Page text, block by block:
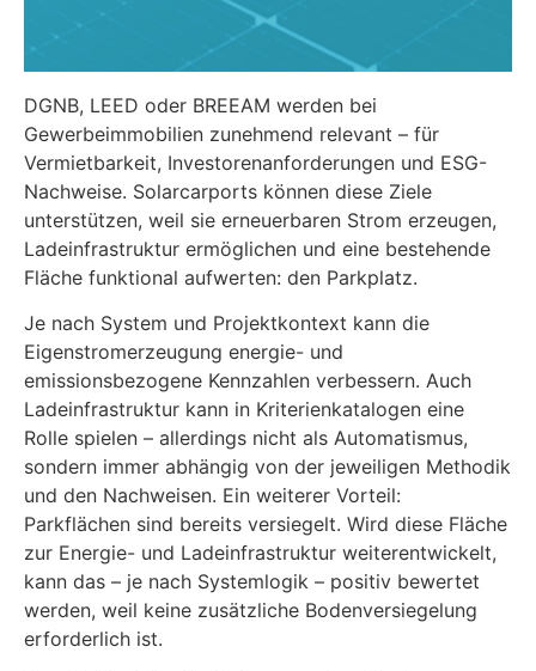
DGNB, LEED oder BREEAM werden bei
Gewerbeimmobilien zunehmend relevant – für
Vermietbarkeit, Investorenanforderungen und ESG-
Nachweise. Solarcarports können diese Ziele
unterstützen, weil sie erneuerbaren Strom erzeugen,
Ladeinfrastruktur ermöglichen und eine bestehende
Fläche funktional aufwerten: den Parkplatz.
Je nach System und Projektkontext kann die
Eigenstromerzeugung energie- und
emissionsbezogene Kennzahlen verbessern. Auch
Ladeinfrastruktur kann in Kriterienkatalogen eine
Rolle spielen – allerdings nicht als Automatismus,
sondern immer abhängig von der jeweiligen Methodik
und den Nachweisen. Ein weiterer Vorteil:
Parkflächen sind bereits versiegelt. Wird diese Fläche
zur Energie- und Ladeinfrastruktur weiterentwickelt,
kann das – je nach Systemlogik – positiv bewertet
werden, weil keine zusätzliche Bodenversiegelung
erforderlich ist.